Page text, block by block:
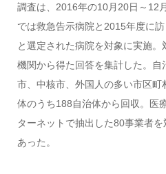
調査は、2016年の10月20日～12
では救急告示病院と2015年度に
と選定された病院を対象に実施
機関から得た回答を集計した。
市、中核市、外国人の多い市区
体のうち188自治体から回収。医
ターネットで抽出した80事業者
あった。